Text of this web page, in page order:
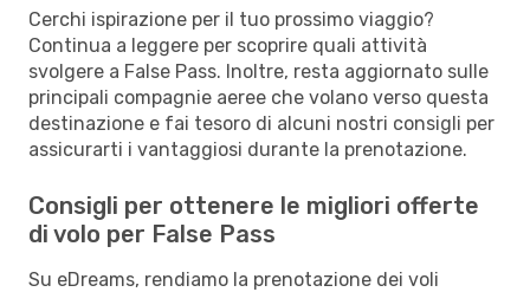
Cerchi ispirazione per il tuo prossimo viaggio?
Continua a leggere per scoprire quali attività
svolgere a False Pass. Inoltre, resta aggiornato sulle
principali compagnie aeree che volano verso questa
destinazione e fai tesoro di alcuni nostri consigli per
assicurarti i vantaggiosi durante la prenotazione.
Consigli per ottenere le migliori offerte
di volo per False Pass
Su eDreams, rendiamo la prenotazione dei voli